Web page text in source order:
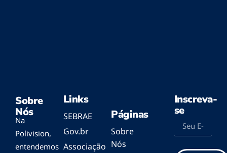
Sobre
Nós
Na
Polivision,
entendemos
Links
SEBRAE
Gov.br
Associação
Páginas
Sobre
Nós
Inscreva-
se